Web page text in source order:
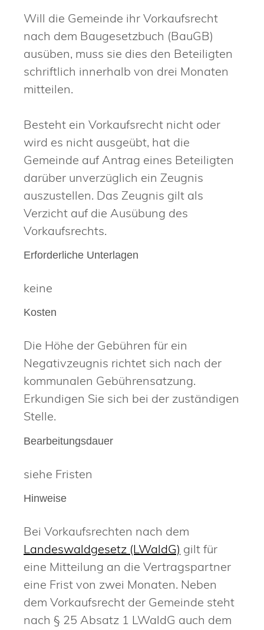
Will die Gemeinde ihr Vorkaufsrecht
nach dem Baugesetzbuch (BauGB)
ausüben, muss sie dies den Beteiligten
schriftlich innerhalb von drei Monaten
mitteilen.
Besteht ein Vorkaufsrecht nicht oder
wird es nicht ausgeübt, hat die
Gemeinde auf Antrag eines Beteiligten
darüber unverzüglich ein Zeugnis
auszustellen. Das Zeugnis gilt als
Verzicht auf die Ausübung des
Vorkaufsrechts.
Erforderliche Unterlagen
keine
Kosten
Die Höhe der Gebühren für ein
Negativzeugnis richtet sich nach der
kommunalen Gebührensatzung.
Erkundigen Sie sich bei der zuständigen
Stelle.
Bearbeitungsdauer
siehe Fristen
Hinweise
Bei Vorkaufsrechten nach dem
Landeswaldgesetz (LWaldG) gilt für
eine Mitteilung an die Vertragspartner
eine Frist von zwei Monaten. Neben
dem Vorkaufsrecht der Gemeinde steht
nach § 25 Absatz 1 LWaldG auch dem